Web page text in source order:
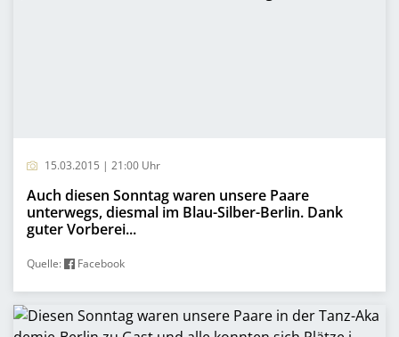
15.03.2015 | 21:00 Uhr
Auch diesen Sonntag waren unsere Paare
unterwegs, diesmal im Blau-Silber-Berlin. Dank
guter Vorberei...
Quelle: Facebook